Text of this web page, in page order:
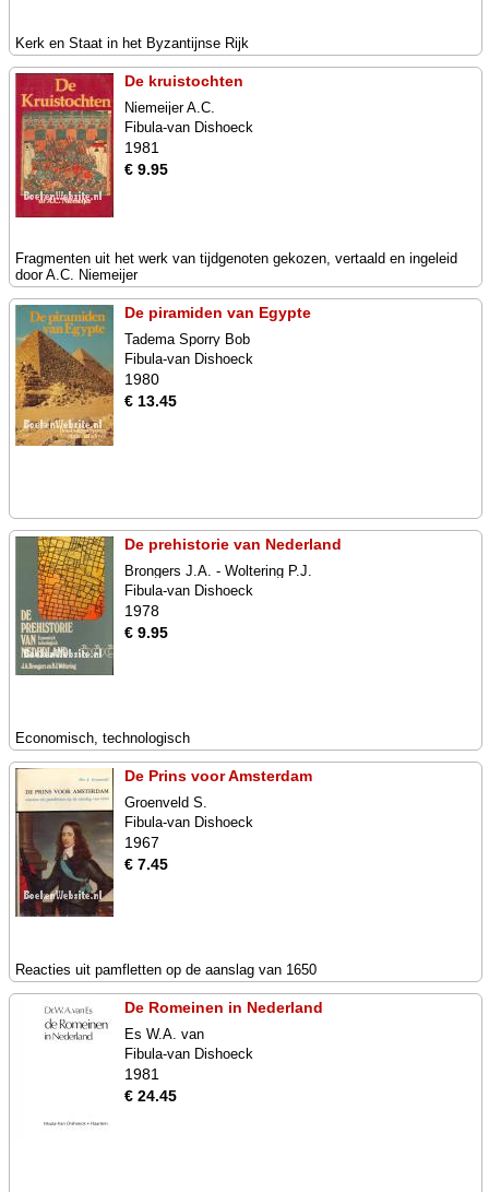
Kerk en Staat in het Byzantijnse Rijk
De kruistochten
Niemeijer A.C.
Fibula-van Dishoeck
1981
€ 9.95
Fragmenten uit het werk van tijdgenoten gekozen, vertaald en ingeleid
door A.C. Niemeijer
De piramiden van Egypte
Tadema Sporry Bob
Fibula-van Dishoeck
1980
€ 13.45
De prehistorie van Nederland
Brongers J.A. - Woltering P.J.
Fibula-van Dishoeck
1978
€ 9.95
Economisch, technologisch
De Prins voor Amsterdam
Groenveld S.
Fibula-van Dishoeck
1967
€ 7.45
Reacties uit pamfletten op de aanslag van 1650
De Romeinen in Nederland
Es W.A. van
Fibula-van Dishoeck
1981
€ 24.45